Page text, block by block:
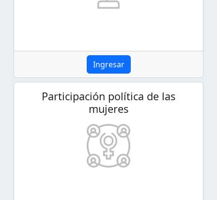
Ingresar
Participación política de las
mujeres